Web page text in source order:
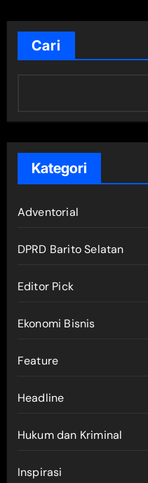
Cari
Kategori
Adventorial
DPRD Barito Selatan
Editor Pick
Ekonomi Bisnis
Feature
Headline
Hukum dan Kriminal
Inspirasi